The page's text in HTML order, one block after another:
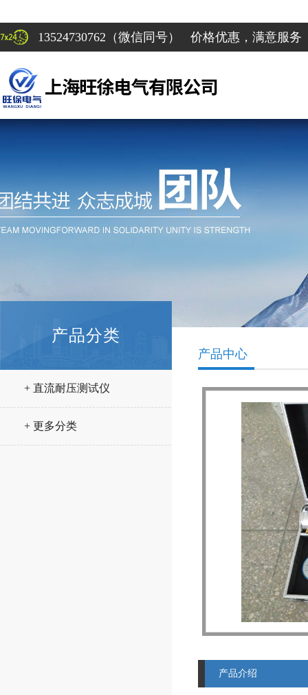
13524730762（微信同号） 价格优惠，满意服务
产品分类
+ 直流耐压测试仪
+ 更多分类
产品中心
产品介绍